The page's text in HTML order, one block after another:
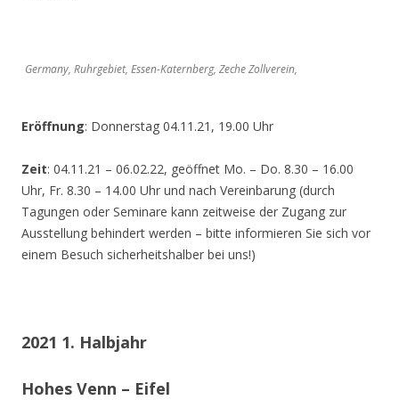
Germany, Ruhrgebiet, Essen-Katernberg, Zeche Zollverein,
Eröffnung: Donnerstag 04.11.21, 19.00 Uhr
Zeit: 04.11.21 – 06.02.22, geöffnet Mo. – Do. 8.30 – 16.00
Uhr, Fr. 8.30 – 14.00 Uhr und nach Vereinbarung (durch
Tagungen oder Seminare kann zeitweise der Zugang zur
Ausstellung behindert werden – bitte informieren Sie sich vor
einem Besuch sicherheitshalber bei uns!)
2021 1. Halbjahr
Hohes Venn – Eifel